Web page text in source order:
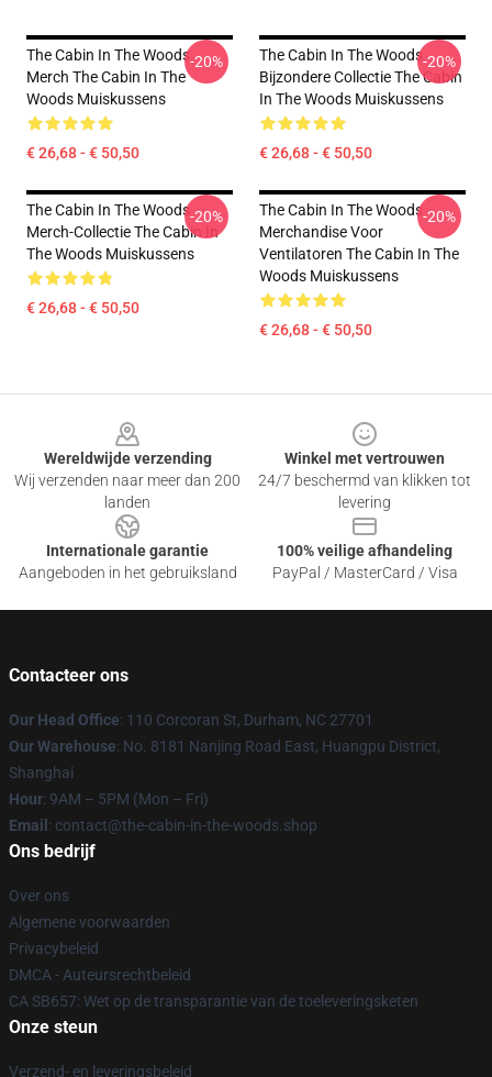
The Cabin In The Woods
Merch The Cabin In The
Woods Muiskussens
€ 26,68 - € 50,50
-20%
The Cabin In The Woods
Bijzondere Collectie The Cabin
In The Woods Muiskussens
€ 26,68 - € 50,50
-20%
The Cabin In The Woods
Merch-Collectie The Cabin In
The Woods Muiskussens
€ 26,68 - € 50,50
-20%
The Cabin In The Woods
Merchandise Voor
Ventilatoren The Cabin In The
Woods Muiskussens
€ 26,68 - € 50,50
-20%
Wereldwijde verzending
Wij verzenden naar meer dan 200
landen
Winkel met vertrouwen
24/7 beschermd van klikken tot
levering
Internationale garantie
Aangeboden in het gebruiksland
100% veilige afhandeling
PayPal / MasterCard / Visa
Contacteer ons
Our Head Office: 110 Corcoran St, Durham, NC 27701
Our Warehouse: No. 8181 Nanjing Road East, Huangpu District,
Shanghai
Hour: 9AM – 5PM (Mon – Fri)
Email : contact@the-cabin-in-the-woods.shop
Ons bedrijf
Over ons
Algemene voorwaarden
Privacybeleid
DMCA - Auteursrechtbeleid
CA SB657: Wet op de transparantie van de toeleveringsketen
Onze steun
Verzend- en leveringsbeleid